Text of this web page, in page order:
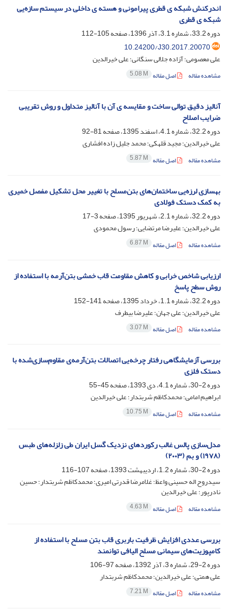
اندرکنش شبکه ی قطری پیرامونی و هسته ی داخلی در سیستم سازه‌یی
شبکه ی قطری
دوره 33.2، شماره 3.1، آذر 1396، صفحه
105-112
10.24200/J30.2017.20070
علی معصومی؛ آزاده جلالی سنگانی؛ علی خیرالدین
مشاهده مقاله اصل مقاله 5.08 M
آنالیز دقیق توالی ساخت و مقایسه ی آن با آنالیز متداول و روش تقریبی
ضرایب اصلاح
دوره 32.2، شماره 4.1، اسفند 1395، صفحه
81-92
علی خیرالدین؛ مجید قلهکی؛ محمد جلیل زاده افشاری
مشاهده مقاله اصل مقاله 5.87 M
بهسازی لرزه‌یی ساختمان‌های بتن‌مسلح با تغییر محل تشکیل مفصل خمیری
به کمک دستک فولادی
دوره 32.2، شماره 2.1، شهریور 1395، صفحه
3-17
علی خیرالدین؛ علیرضا مرتضایی؛ رسول محمودی
مشاهده مقاله اصل مقاله 6.87 M
ارزیابی شاخص خرابی و کاهش مقاومت قاب خمشی بتن‌آرمه با استفاده از
روش سطح پاسخ
دوره 32.2، شماره 1.1، خرداد 1395، صفحه
141-152
علی خیرالدین؛ علی جهان؛ علیرضا بیطرف
مشاهده مقاله اصل مقاله 3.07 M
بررسی آزمایشگاهی رفتار چرخه‌یی اتصالات بتن‌آرمه‌ی مقاوم‌سازی‌شده با
دستک فلزی
دوره 2-30، شماره 4.1، دی 1393، صفحه
45-55
ابراهیم امامی؛ محمدکاظم شربتدار؛ علی خیرالدین
مشاهده مقاله اصل مقاله 10.75 M
مدل‌سازی پالس غالب رکوردهای نزدیک گسل ایران طی زلزله‌های طبس
(۱۹۷۸) و بم (۲۰۰۳)
دوره 2-30، شماره 1.2، اردیبهشت 1393، صفحه
107-116
سیدروح اله حسینی واعظ؛ غلامرضا قدرتی امیری؛ محمدکاظم شربتدار؛ حسین
نادرپور؛ علی خیرالدین
مشاهده مقاله اصل مقاله 4.63 M
بررسی عددی افزایش ظرفیت باربری قاب بتن مسلح با استفاده از
کامپوزیت‌های سیمانی مسلح الیافی توانمند
دوره 2-29، شماره 3، آذر 1392، صفحه
97-106
علی همتی؛ علی خیرالدین؛ محمدکاظم شربتدار
مشاهده مقاله اصل مقاله 7.21 M